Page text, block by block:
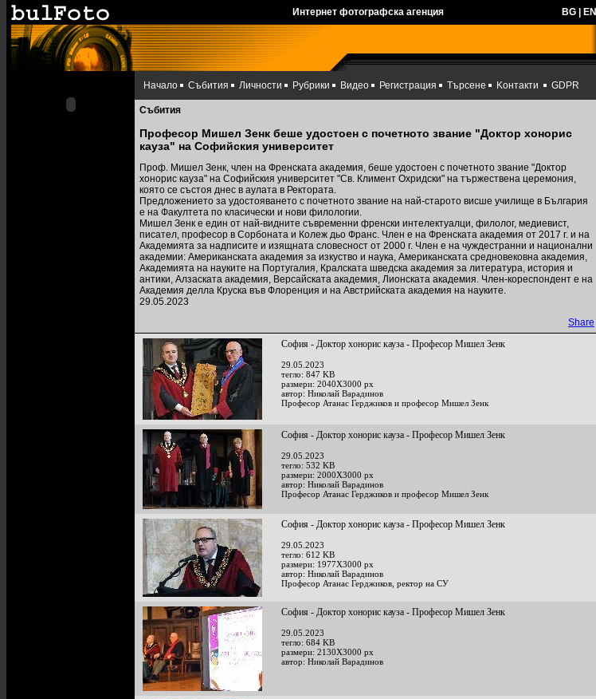
Интернет фотографска агенция BG EN
Начало Събития Личности Рубрики Видео Регистрация Търсене Kонтакти GDPR
Събития
Професор Мишел Зенк беше удостоен с почетното звание "Доктор хонорис
кауза" на Софийския университет
Проф. Мишел Зенк, член на Френската академия, беше удостоен с почетното звание "Доктор
хонорис кауза" на Софийския университет "Св. Климент Охридски" на тържествена церемония,
която се състоя днес в аулата в Ректората.
Предложението за удостояването с почетното звание на най-старото висше училище в България
е на Факултета по класически и нови филологии.
Мишел Зенк е един от най-видните съвременни френски интелектуалци, филолог, медиевист,
писател, професор в Сорбоната и Колеж дьо Франс. Член е на Френската академия от 2017 г. и на
Академията за надписите и изящната словесност от 2000 г. Член е на чуждестранни и национални
академии: Американската академия за изкуство и наука, Американската средновековна академия,
Академията на науките на Португалия, Кралската шведска академия за литература, история и
антики, Алзаската академия, Версайската академия, Лионската академия. Член-кореспондент е на
Академия делла Круска във Флоренция и на Австрийската академия на науките.
29.05.2023
Share
София - Доктор хонорис кауза - Професор Мишел Зенк
29.05.2023
тегло: 847 KB
размери: 2040X3000 px
автор: Николай Варадинов
Професор Атанас Герджиков и професор Мишел Зенк
София - Доктор хонорис кауза - Професор Мишел Зенк
29.05.2023
тегло: 532 KB
размери: 2000X3000 px
автор: Николай Варадинов
Професор Атанас Герджиков и професор Мишел Зенк
София - Доктор хонорис кауза - Професор Мишел Зенк
29.05.2023
тегло: 612 KB
размери: 1977X3000 px
автор: Николай Варадинов
Професор Атанас Герджиков, ректор на СУ
София - Доктор хонорис кауза - Професор Мишел Зенк
29.05.2023
тегло: 684 KB
размери: 2130X3000 px
автор: Николай Варадинов